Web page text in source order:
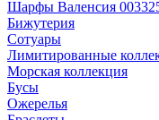
Шарфы Валенсия
Бижутерия
Сотуары
Лимитированные
Морская коллекция
Бусы
Ожерелья